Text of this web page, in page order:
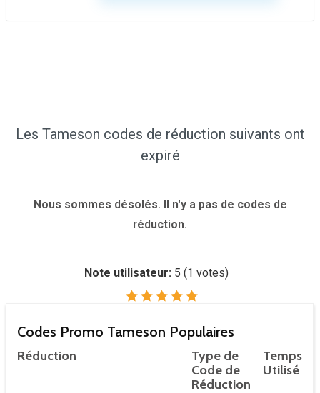
Les Tameson codes de réduction suivants ont
expiré
Nous sommes désolés. Il n'y a pas de codes de
réduction.
Note utilisateur: 5 (1 votes)
Codes Promo Tameson Populaires
Réduction
Type de
Code de
Réduction
Temps
Utilisé